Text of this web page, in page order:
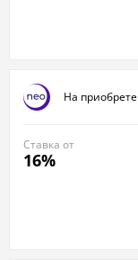
На
16%
Ставка от